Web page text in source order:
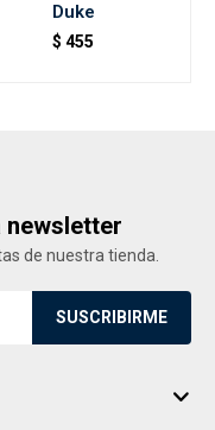
Duke
$ 455
newsletter
de nuestra tienda.
SUSCRIBIRME